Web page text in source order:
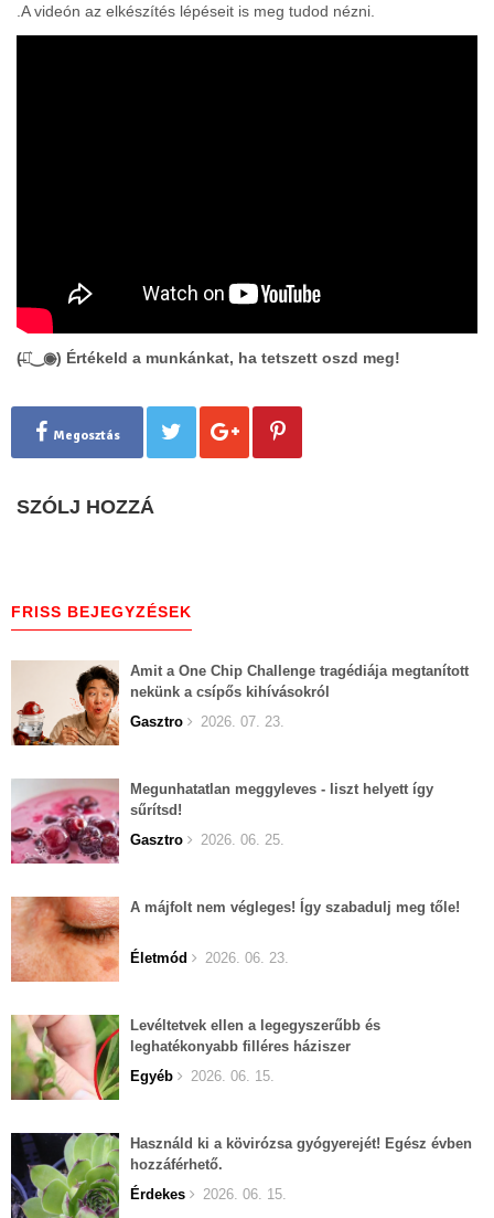
.A videón az elkészítés lépéseit is meg tudod nézni.
(̶◉͛‿◉̶) Értékeld a munkánkat, ha tetszett oszd meg!
Megosztás
SZÓLJ HOZZÁ
FRISS BEJEGYZÉSEK
Amit a One Chip Challenge tragédiája megtanított
nekünk a csípős kihívásokról
Gasztro
2026. 07. 23.
Megunhatatlan meggyleves - liszt helyett így
sűrítsd!
Gasztro
2026. 06. 25.
A májfolt nem végleges! Így szabadulj meg tőle!
Életmód 2026. 06. 23.
Levéltetvek ellen a legegyszerűbb és
leghatékonyabb filléres háziszer
Egyéb
2026. 06. 15.
Használd ki a kövirózsa gyógyerejét! Egész évben
hozzáférhető.
Érdekes
2026. 06. 15.